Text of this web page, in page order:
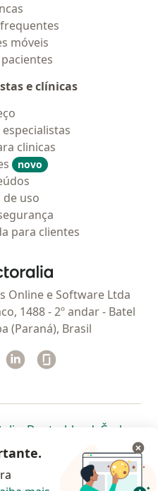
móveis
e clínicas
clinicas
novo
de uso
para clientes
Doctoralia - Homepage
Online e Software Ltda
1488 - 2º andar - Batel
(Paraná), Brasil
novo separador
Instagram
abre num novo separador
Linkedin
abre num novo
separador
num novo separador
abre num novo
Deutschlandabre num
Česko
novo separador
abre num novo separador
Brasil abre num novoabre num
abre
abre num novo